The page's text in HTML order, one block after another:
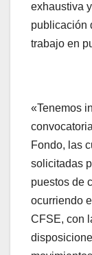
exhaustiva
publicación
trabajo en
«Tenemos
Fondo, las
solicitadas
puestos de
ocurriendo
CFSE, con